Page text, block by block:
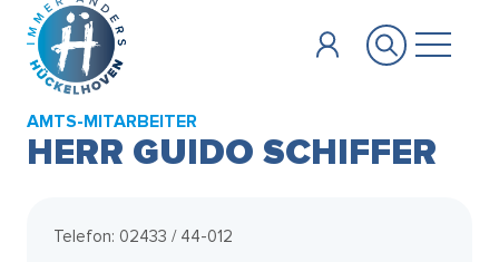
Zum Hauptinhalt springen
AMTS-MITARBEITER
HERR GUIDO SCHIFFER
Telefon: 02433 / 44-012